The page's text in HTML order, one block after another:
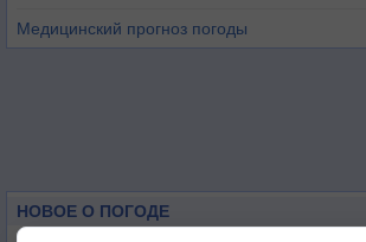
Медицинский прогноз погоды
НОВОЕ О ПОГОДЕ